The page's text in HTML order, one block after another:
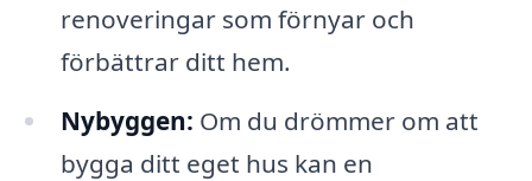
renoveringar som förnyar och
förbättrar ditt hem.
Nybyggen: Om du drömmer om att
bygga ditt eget hus kan en